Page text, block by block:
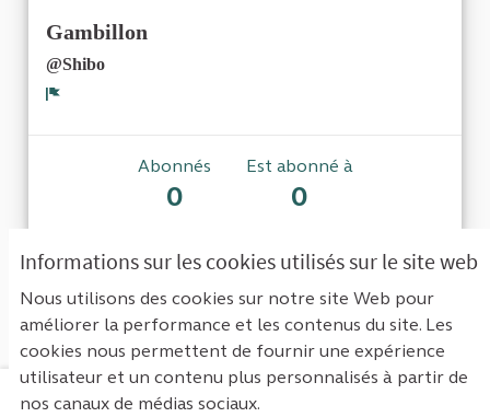
Informations sur les cookies utilisés sur le site web
Nous utilisons des cookies sur notre site Web pour
améliorer la performance et les contenus du site. Les
cookies nous permettent de fournir une expérience
utilisateur et un contenu plus personnalisés à partir de
nos canaux de médias sociaux.
Gambillon
@Shibo
Abonnés
0
Est abonné à
0
Aucun abonné pour le moment.
Mentions légales